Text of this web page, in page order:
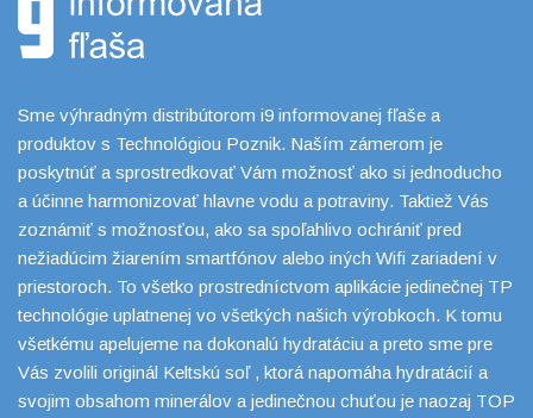
Sme výhradným distribútorom i9 informovanej fľaše a
produktov s Technológiou Poznik. Naším zámerom je
poskytnúť a sprostredkovať Vám možnosť ako si jednoducho
a účinne harmonizovať hlavne vodu a potraviny. Taktiež Vás
zoznámiť s možnosťou, ako sa spoľahlivo ochrániť pred
nežiadúcim žiarením smartfónov alebo iných Wifi zariadení v
priestoroch. To všetko prostredníctvom aplikácie jedinečnej TP
technológie uplatnenej vo všetkých našich výrobkoch. K tomu
všetkému apelujeme na dokonalú hydratáciu a preto sme pre
Vás zvolili originál Keltskú soľ , ktorá napomáha hydratácií a
svojim obsahom minerálov a jedinečnou chuťou je naozaj TOP